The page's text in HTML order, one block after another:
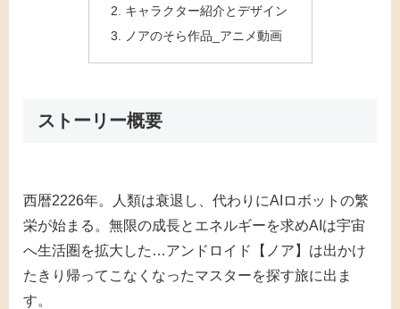
キャラクター紹介とデザイン
ノアのそら作品_アニメ動画
ストーリー概要
西暦2226年。人類は衰退し、代わりにAIロボットの繁
栄が始まる。無限の成長とエネルギーを求めAIは宇宙
へ生活圏を拡大した…アンドロイド【ノア】は出かけ
たきり帰ってこなくなったマスターを探す旅に出ま
す。